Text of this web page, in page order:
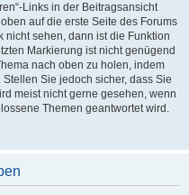
Links in der Beitragsansicht
auf die erste Seite des Forums
nicht sehen, dann ist die Funktion
Markierung ist nicht genügend
nach oben zu holen, indem
Sie jedoch sicher, dass Sie
meist nicht gerne gesehen, wenn
Themen geantwortet wird.